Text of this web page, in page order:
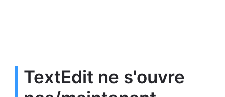
TextEdit ne s'ouvre